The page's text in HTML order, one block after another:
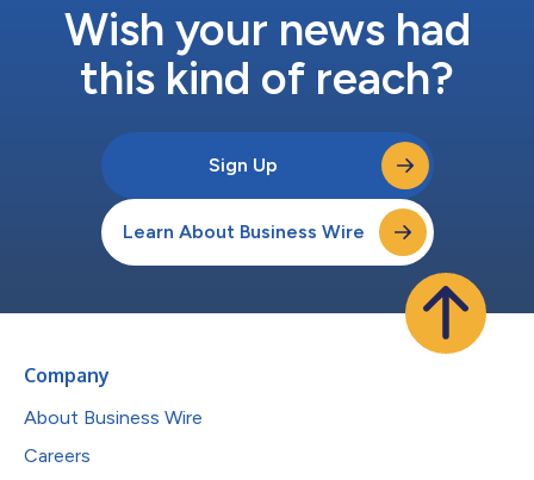
Wish your news had
this kind of reach?
Sign Up
Learn About Business Wire
Company
About Business Wire
Careers